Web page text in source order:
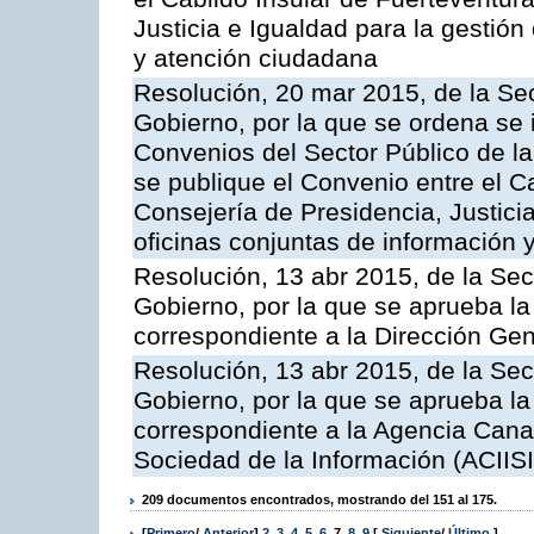
Justicia e Igualdad para la
y atención ciudadana
Resolución, 20 mar 2015, de la
Gobierno, por la que se ordena
Convenios del Sector Público de
se publique el Convenio entre el
Consejería de Presidencia,
oficinas conjuntas de información
Resolución, 13 abr 2015, de la
Gobierno, por la que se aprueba
correspondiente a la Dirección
Resolución, 13 abr 2015, de la
Gobierno, por la que se aprueba
correspondiente a la Agencia
Sociedad de la Información
209 documentos encontrados, mostrando del 151 al 175.